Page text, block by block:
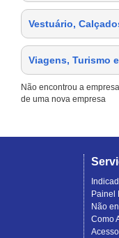
Vestuário,
Viagens, Turismo
Não encontrou a
de uma nova empresa
Painel
Não
Como